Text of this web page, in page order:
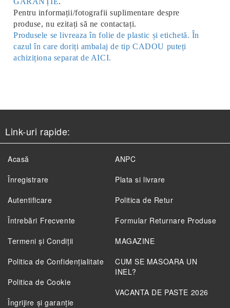
Pentru informații/fotografii suplimentare despre
produse, nu ezitați să ne contactați.
Produsele se livreaza în folie de plastic și etichetă. În
cazul în care doriți ambalaj de tip CADOU puteți
achiziționa separat de AICI.
Link-uri rapide:
Acasă
Înregistrare
Autentificare
Întrebări Frecvente
ANPC
Plata si livrare
Politica de Retur
Formular Returnare Produse
Termeni și Condiții
Politica de Confidenţialitate
Politica de Cookie
Îngrijire și garanție
MAGAZINE
CUM SE MASOARA UN
INEL?
VACANTA DE PASTE 2026